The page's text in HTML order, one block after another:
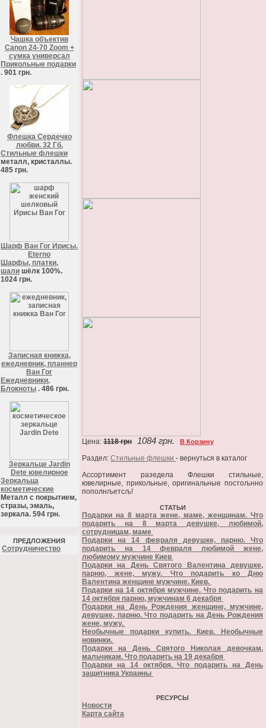
Чашка объектив
Canon 24-70 Zoom +
сумка универсал
Прикольные подарки
. 901 грн.
Флешка Сердечко
любви. 32 Гб.
Стильные флешки
металл, кристаллы.
485 грн.
Шарф Ван Гог Ирисы.
Eterno
Шарфы, платки,
шали шёлк 100%.
1024 грн.
Записная книжка,
ежедневник, планнер
Ван Гог
Ежедневники,
Блокноты . 486 грн.
Зеркальце Jardin
Dete ювелирное
Зеркальца
косметические
Металл с покрытием,
стразы, эмаль,
зеркала. 594 грн.
ПРЕДЛОЖЕНИЯ
Cотрудничество
Цена: 1118 грн 1084 грн. В Корзину
Раздел: Стильные флешки - вернуться в каталог
Ассортимент разедела Флешки стильные,
ювелирные, прикольные, оригинальные постољнно
пополнљетсљ!
СТАТЬИ
Подарки на 8 марта жене, маме, женщинам. Что
подарить на 8 марта девушке, любимой,
сотрудницам, маме
Подарки на 14 февраля девушке, парню. Что
подарить на 14 февраля любимой жене,
любимому мужчине Киев
Подарки на День Святого Валентина девушке,
парню, жене, мужу. Что подарить ко Дню
Валентина женщине мужчине. Киев.
Подарки на 14 октября мужчине. Что подарить на
14 октября парню, мужчинам 6 декабря
Подарки на День Рождения женщине, мужчине,
девушке, парню. Что подарить на День Рождения
жене, мужу.
Необычные подарки купить. Киев. Необычные
новинки.
Подарки на День Святого Николая девочкам,
мальчикам. Что подарить на 19 декабря
Подарки на 14 октября. Что подарить на День
защитника Украины
РЕСУРСЫ
Новости
Карта сайта